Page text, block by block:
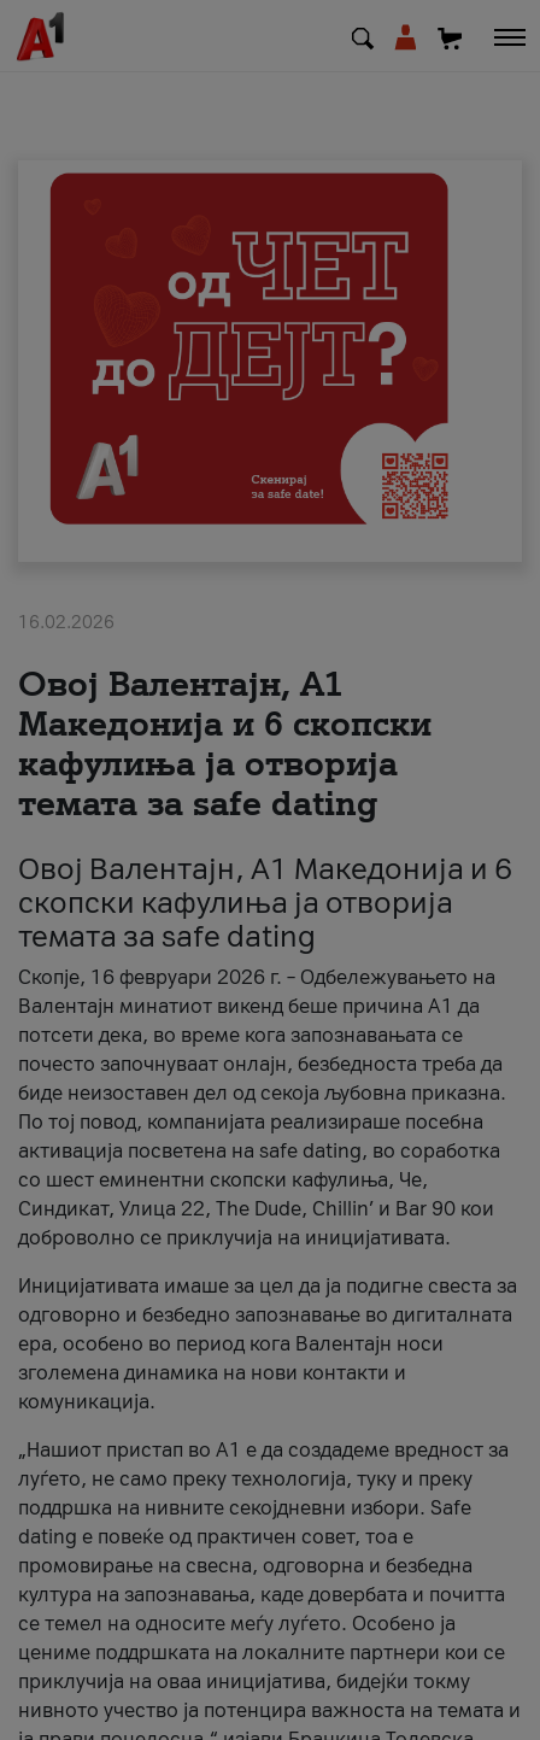
Деловни
Поддршка
Надополни кредит
Плати сметка
#ПодобарОнлајн
16.02.2026
Овој Валентајн, A1
Македонија и 6 скопски
кафулиња ја отворија
темата за safe dating
Овој Валентајн, A1 Македонија и 6
скопски кафулиња ја отворија
темата за safe dating
Скопје, 16 февруари 2026 г. – Одбележувањето на
Валентајн минатиот викенд беше причина А1 да
потсети дека, во време кога запознавањата се
почесто започнуваат онлајн, безбедноста треба да
биде неизоставен дел од секоја љубовна приказна.
По тој повод, компанијата реализираше посебна
активација посветена на safe dating, во соработка
со шест еминентни скопски кафулиња, Че,
Синдикат, Улица 22, The Dude, Chillin’ и Bar 90 кои
доброволно се приклучија на иницијативата.
Иницијативата имаше за цел да ја подигне свеста за
одговорно и безбедно запознавање во дигиталната
ера, особено во период кога Валентајн носи
зголемена динамика на нови контакти и
комуникација.
„Нашиот пристап во А1 е да создадеме вредност за
луѓето, не само преку технологија, туку и преку
поддршка на нивните секојдневни избори. Safe
dating е повеќе од практичен совет, тоа е
промовирање на свесна, одговорна и безбедна
култура на запознавања, каде довербата и почитта
се темел на односите меѓу луѓето. Особено ја
цениме поддршката на локалните партнери кои се
приклучија на оваа иницијатива, бидејќи токму
нивното учество ја потенцира важноста на темата и